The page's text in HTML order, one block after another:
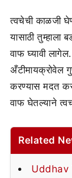
त्वचेची काळजी
यासाठी तुम्हाला
वाफ घ्यावी
अँटीमायक्रोवेल
करण्यास मदत
वाफ घेतल्याने
Related
Uddhav